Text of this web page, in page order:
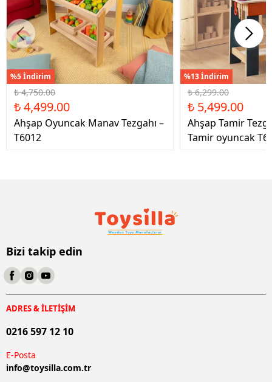
%5 İndirim
₺ 4,750.00
₺ 4,499.00
Ahşap Oyuncak Manav Tezgahı –
T6012
%13 İndirim
₺ 6,299.00
₺ 5,499.00
Ahşap Tamir
Tamir oyuncak
Bizi takip edin
ADRES & İLETİŞİM
0216 597 12 10
E-Posta
info@toysilla.com.tr